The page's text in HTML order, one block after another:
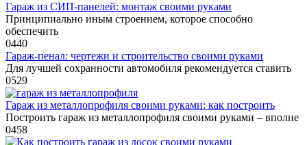
Гараж из СИП-панелей: монтаж своими руками
Принципиально иным строением, которое способно
обеспечить
0440
Гараж-пенал: чертежи и строительство своими руками
Для лучшей сохранности автомобиля рекомендуется ставить
0529
Гараж из металлопрофиля своими руками: как построить
Построить гараж из металлопрофиля своими руками – вполне
0458